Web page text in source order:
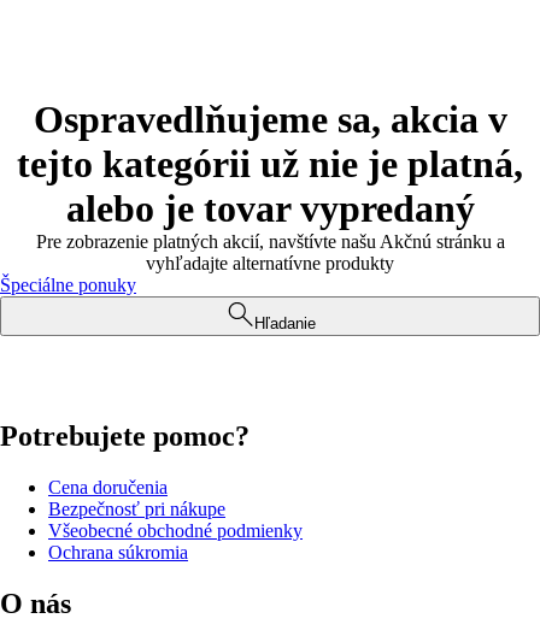
Ospravedlňujeme sa, akcia v
tejto kategórii už nie je platná,
alebo je tovar vypredaný
Pre zobrazenie platných akcií, navštívte našu Akčnú stránku a
vyhľadajte alternatívne produkty
Špeciálne ponuky
Hľadanie
Potrebujete pomoc?
Cena doručenia
Bezpečnosť pri nákupe
Všeobecné obchodné podmienky
Ochrana súkromia
O nás